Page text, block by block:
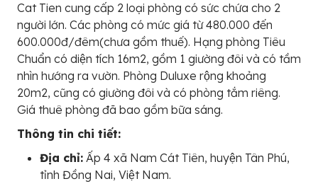
Cat Tien cung cấp 2 loại phòng có sức chứa cho 2
người lớn. Các phòng có mức giá từ 480.000 đến
600.000đ/đêm(chưa gồm thuế). Hạng phòng Tiêu
Chuẩn có diện tích 16m2, gồm 1 giường đôi và có tầm
nhìn hướng ra vườn. Phòng Duluxe rộng khoảng
20m2, cũng có giường đôi và có phòng tắm riêng.
Giá thuê phòng đã bao gồm bữa sáng.
Thông tin chi tiết:
Địa chỉ: Ấp 4 xã Nam Cát Tiên, huyện Tân Phú,
tỉnh Đồng Nai, Việt Nam.